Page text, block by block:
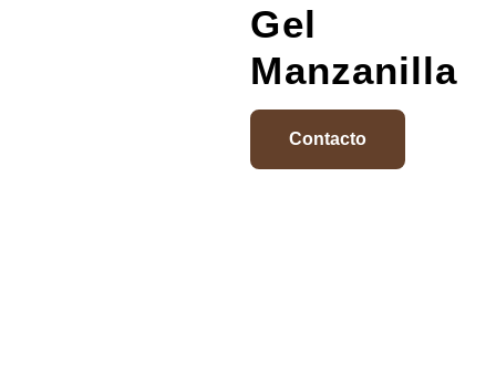
Gel
Manzanilla
Contacto